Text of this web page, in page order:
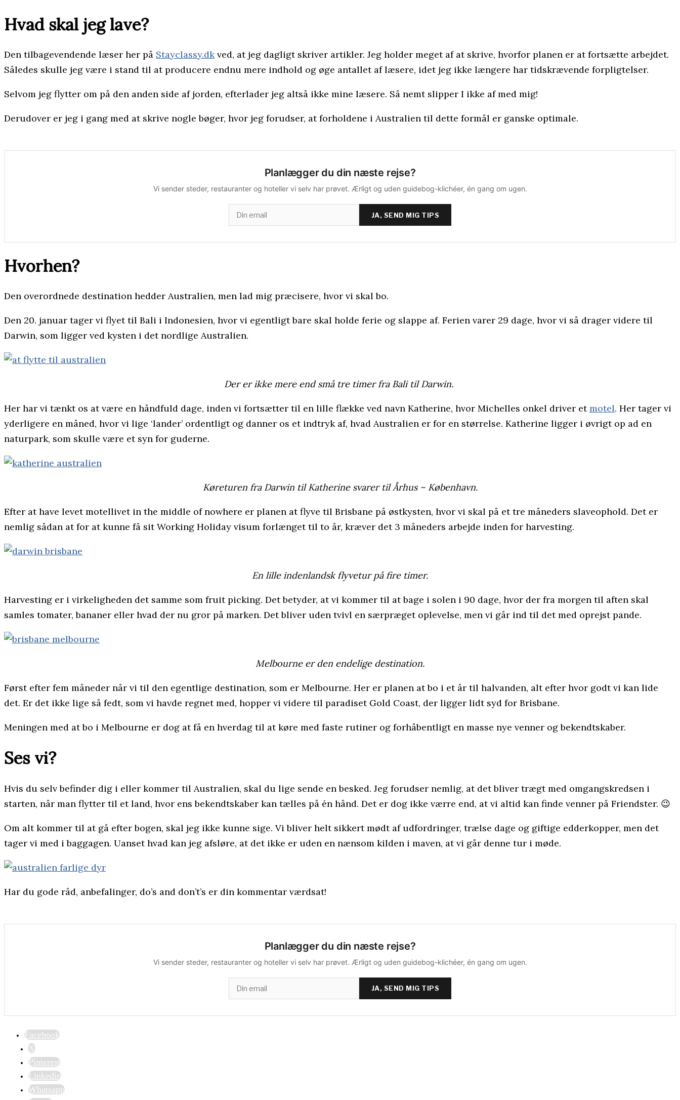
Hvad skal jeg lave?
Den tilbagevendende læser her på Stayclassy.dkved, at jeg dagligt skriver artikler. Jeg holder meget af at skrive, hvorfor planen er at fortsætte arbejdet.
Således skulle jeg være i stand til at producere endnu mere indhold og øge antallet af læsere, idet jeg ikke længere har tidskrævende forpligtelser.
Selvom jeg flytter om på den anden side af jorden, efterlader jeg altså ikke mine læsere. Så nemt slipper I ikke af med mig!
Derudover er jeg i gang med at skrive nogle bøger, hvor jeg forudser, at forholdene i Australien til dette formål er ganske optimale.
Planlægger du din næste rejse?
Vi sender steder, restauranter og hoteller vi selv har prøvet. Ærligt og uden guidebog-klichéer, én gang om ugen.
JA, SEND MIG TIPS
Hvorhen?
Den overordnede destination hedder Australien, men lad mig præcisere, hvor vi skal bo.
Den 20. januar tager vi flyet til Bali i Indonesien, hvor vi egentligt bare skal holde ferie og slappe af. Ferien varer 29 dage, hvor vi så drager videre til
Darwin, som ligger ved kysten i det nordlige Australien.
Der er ikke mere end små tre timer fra Bali til Darwin.
Her har vi tænkt os at være en håndfuld dage, inden vi fortsætter til en lille flække ved navn Katherine, hvor Michelles onkel driver etmotel. Her tager vi
yderligere en måned, hvor vi lige ‘lander’ ordentligt og danner os et indtryk af, hvad Australien er for en størrelse. Katherine ligger i øvrigt op ad en
naturpark, som skulle være et syn for guderne.
Køreturen fra Darwin til Katherine svarer til Århus – København.
Efter at have levet motellivet in the middle of nowhere er planen at flyve til Brisbane på østkysten, hvor vi skal på et tre måneders slaveophold. Det er
nemlig sådan at for at kunne få sit Working Holiday visum forlænget til to år, kræver det 3 måneders arbejde inden for harvesting.
En lille indenlandsk flyvetur på fire timer.
Harvesting er i virkeligheden det samme som fruit picking. Det betyder, at vi kommer til at bage i solen i 90 dage, hvor der fra morgen til aften skal
samles tomater, bananer eller hvad der nu gror på marken. Det bliver uden tvivl en særpræget oplevelse, men vi går ind til det med oprejst pande.
Melbourne er den endelige destination.
Først efter fem måneder når vi til den egentlige destination, som er Melbourne. Her er planen at bo i et år til halvanden, alt efter hvor godt vi kan lide
det. Er det ikke lige så fedt, som vi havde regnet med, hopper vi videre til paradiset Gold Coast, der ligger lidt syd for Brisbane.
Meningen med at bo i Melbourne er dog at få en hverdag til at køre med faste rutiner og forhåbentligt en masse nye venner og bekendtskaber.
Ses vi?
Hvis du selv befinder dig i eller kommer til Australien, skal du lige sende en besked. Jeg forudser nemlig, at det bliver trægt med omgangskredsen i
starten, når man flytter til et land, hvor ens bekendtskaber kan tælles på én hånd. Det er dog ikke værre end, at vi altid kan finde venner på Friendster. 😉
Om alt kommer til at gå efter bogen, skal jeg ikke kunne sige. Vi bliver helt sikkert mødt af udfordringer, trælse dage og giftige edderkopper, men det
tager vi med i baggagen. Uanset hvad kan jeg afsløre, at det ikke er uden en nænsom kilden i maven, at vi går denne tur i møde.
Har du gode råd, anbefalinger, do’s and don’t’s er din kommentar værdsat!
Planlægger du din næste rejse?
Vi sender steder, restauranter og hoteller vi selv har prøvet. Ærligt og uden guidebog-klichéer, én gang om ugen.
JA, SEND MIG TIPS
Facebook
X
Pinterest
Linkedin
Whatsapp